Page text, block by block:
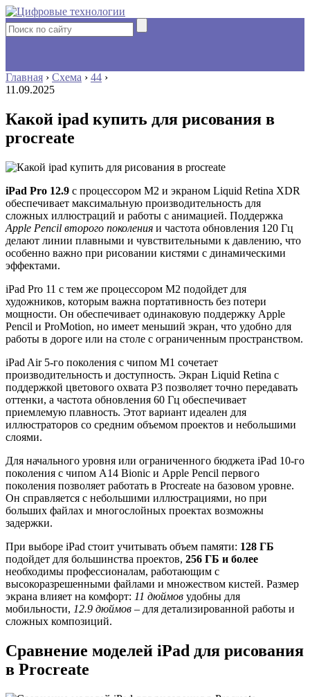
Главная › Схема › 44 ›
11.09.2025
Какой ipad купить для рисования в
procreate
iPad Pro 12.9 с процессором M2 и экраном Liquid Retina XDR
обеспечивает максимальную производительность для
сложных иллюстраций и работы с анимацией. Поддержка
Apple Pencil второго поколения и частота обновления 120 Гц
делают линии плавными и чувствительными к давлению, что
особенно важно при рисовании кистями с динамическими
эффектами.
iPad Pro 11 с тем же процессором M2 подойдет для
художников, которым важна портативность без потери
мощности. Он обеспечивает одинаковую поддержку Apple
Pencil и ProMotion, но имеет меньший экран, что удобно для
работы в дороге или на столе с ограниченным пространством.
iPad Air 5-го поколения с чипом M1 сочетает
производительность и доступность. Экран Liquid Retina с
поддержкой цветового охвата P3 позволяет точно передавать
оттенки, а частота обновления 60 Гц обеспечивает
приемлемую плавность. Этот вариант идеален для
иллюстраторов со средним объемом проектов и небольшими
слоями.
Для начального уровня или ограниченного бюджета iPad 10-го
поколения с чипом A14 Bionic и Apple Pencil первого
поколения позволяет работать в Procreate на базовом уровне.
Он справляется с небольшими иллюстрациями, но при
больших файлах и многослойных проектах возможны
задержки.
При выборе iPad стоит учитывать объем памяти: 128 ГБ
подойдет для большинства проектов, 256 ГБ и более
необходимы профессионалам, работающим с
высокоразрешенными файлами и множеством кистей. Размер
экрана влияет на комфорт: 11 дюймов удобны для
мобильности, 12.9 дюймов – для детализированной работы и
сложных композиций.
Сравнение моделей iPad для рисования
в Procreate